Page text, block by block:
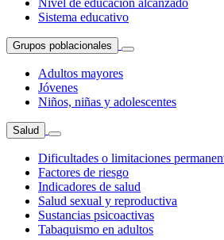
Nivel de educación alcanzado
Sistema educativo
Grupos poblacionales
Adultos mayores
Jóvenes
Niños, niñas y adolescentes
Salud
Dificultades o limitaciones
Factores de riesgo
Indicadores de salud
Salud sexual y reproductiva
Sustancias psicoactivas
Tabaquismo en adultos